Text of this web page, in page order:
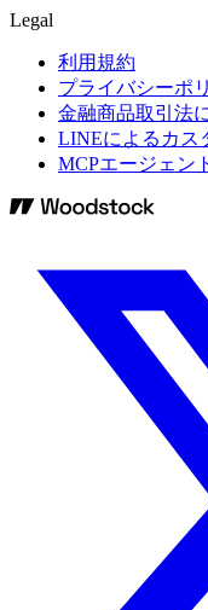
Legal
利用規約
プライバシーポ
金融商品取引法
LINEによるカス
MCPエージェン